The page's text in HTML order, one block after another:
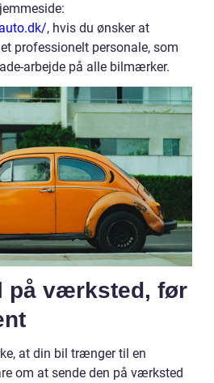
, hvis du ønsker at
professionelt personale, som
arbejde på alle bilmærker.
på værksted, før
at din bil trænger til en
om at sende den på værksted